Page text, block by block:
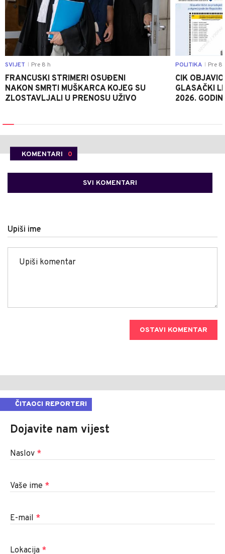
SVIJET Pre 8 h
FRANCUSKI STRIMERI OSUĐENI
NAKON SMRTI MUŠKARCA KOJEG SU
ZLOSTAVLJALI U PRENOSU UŽIVO
POLITIKA Pre 8
CIK
GLASAČKI
2026.
KOMENTARI 0
SVI KOMENTARI
Upiši ime
OSTAVI KOMENTAR
ČITAOCI REPORTERI
Dojavite nam vijest
Naslov *
Vaše ime *
E-mail *
Lokacija *